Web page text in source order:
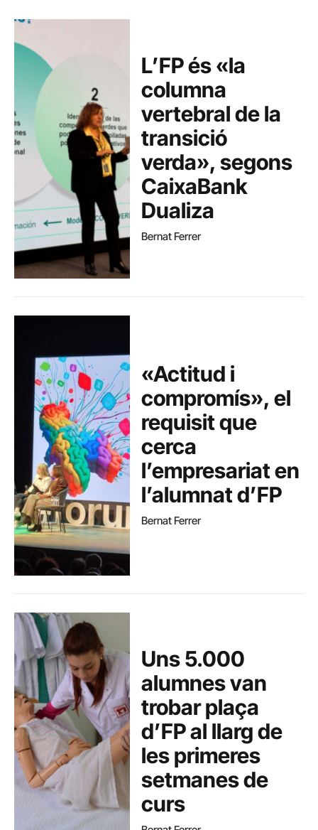
L’FP és «la
columna
vertebral de la
transició
verda», segons
CaixaBank
Dualiza
Bernat Ferrer
«Actitud i
compromís», el
requisit que
cerca
l’empresariat en
l’alumnat d’FP
Bernat Ferrer
Uns 5.000
alumnes van
trobar plaça
d’FP al llarg de
les primeres
setmanes de
curs